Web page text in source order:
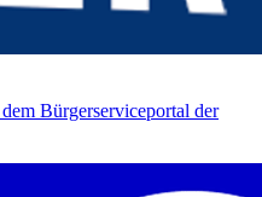
Bürgerserviceportal der